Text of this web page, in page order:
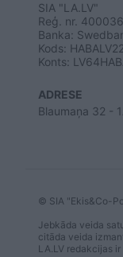
SIA "LA.LV"
Reģ. nr.
Banka:
Kods: HABALV22
Konts:
ADRESE
Blaumaņa 32 -
© SIA "Ekis&Co-
Jebkāda veida
citāda veida
LA.LV redakcijas